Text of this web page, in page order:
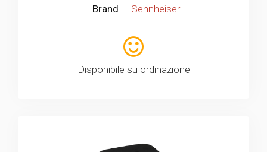
Brand
Sennheiser
Disponibile su ordinazione